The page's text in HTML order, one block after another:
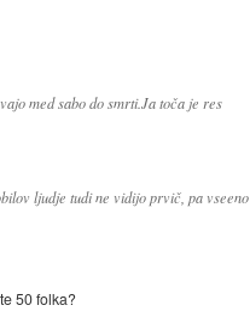
med sabo do smrti.Ja toča je res
ljudje tudi ne vidijo prvič, pa vseeno
50 folka?